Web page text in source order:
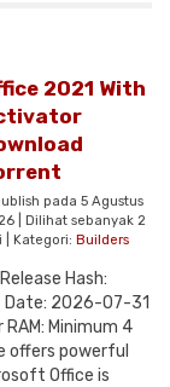
2021 With
pada 5 Agustus
| Dilihat sebanyak 2
| Kategori: Builders
Hash:
2026-07-31
Minimum 4
offers powerful
Office is